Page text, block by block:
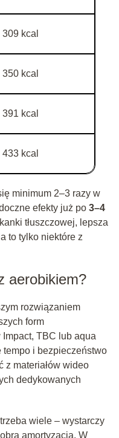
309 kcal
350 kcal
391 kcal
433 kcal
minimum 2–3 razy w
efekty już po 3–4
tłuszczowej, lepsza
to tylko niektóre z
aerobikiem?
rozwiązaniem
form
TBC lub aqua
i bezpieczeństwo
z materiałów wideo
dedykowanych
wiele – wystarczy
amortyzacją. W